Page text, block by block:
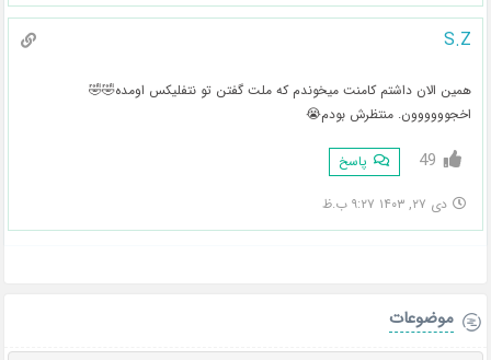
S.Z
همین الان داشتم کامنت میخوندم که ملت گفتن تو نتفلیکس اومده🤣🤣
اخجوووووون. منتظرش بودم😭
49 پاسخ
دی ۲۷, ۱۴۰۳ ۹:۲۷ ب.ظ
موضوعات